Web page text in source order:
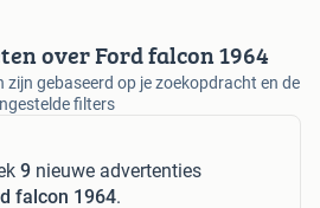
over Ford falcon 1964
gebaseerd op je zoekopdracht en de
filters
9 nieuwe advertenties
falcon 1964.